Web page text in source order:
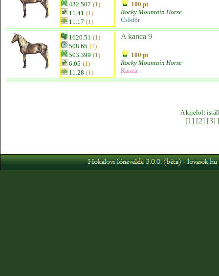
432.507 (1)
11.41 (1)
11.17 (1)
100 pt
Rocky Mountain Horse
Csődör
1620.51 (1)
508.65 (1)
503.399 (1)
6.05 (1)
11.28 (1)
A kanca 9
100 pt
Rocky Mountain Horse
Kanca
A kijelölt
[1] [2] [3]